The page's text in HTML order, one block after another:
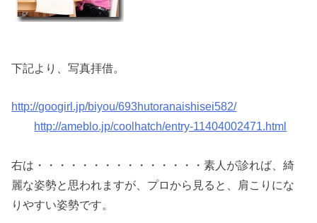
下記より、写真拝借。
http://googirl.jp/biyou/693hutoranaishisei582/
http://ameblo.jp/coolhatch/entry-11404002471.html
右は・・・・・・・・・・・・・・・素人が診れば、綺
麗な姿勢と思われますが、プロから見ると、肩こりにな
りやすい姿勢です。